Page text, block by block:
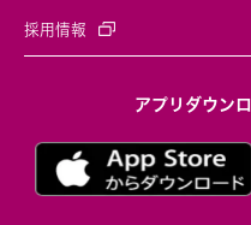
採用情報
アプリダウン